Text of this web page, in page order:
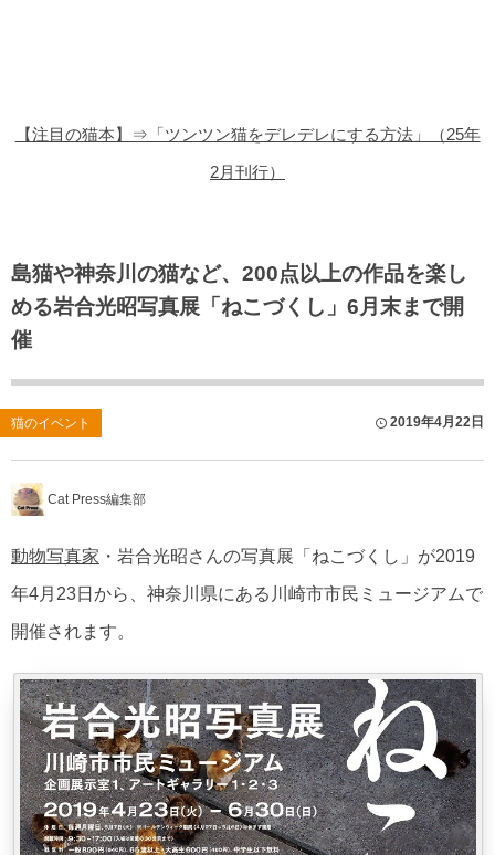
【注目の猫本】⇒「ツンツン猫をデレデレにする方法」（25年
2月刊行）
島猫や神奈川の猫など、200点以上の作品を楽し
める岩合光昭写真展「ねこづくし」6月末まで開
催
猫のイベント 2019年4月22日
Cat Press編集部
動物写真家 ・岩合光昭さんの写真展「ねこづくし」が2019
年4月23日から、神奈川県にある川崎市市民ミュージアムで
開催されます。
猫のゲーム・アプリ
猫のフリー写真素材